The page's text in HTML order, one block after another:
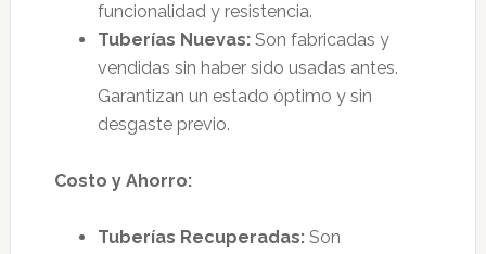
funcionalidad y resistencia.
Tuberías Nuevas:Son fabricadas y
vendidas sin haber sido usadas antes.
Garantizan un estado óptimo y sin
desgaste previo.
Costo y Ahorro:
Tuberías Recuperadas:Son